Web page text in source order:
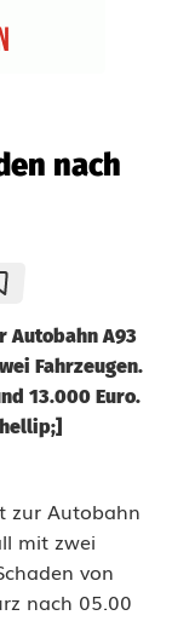
nach
Autobahn A93
Fahrzeugen.
13.000 Euro.